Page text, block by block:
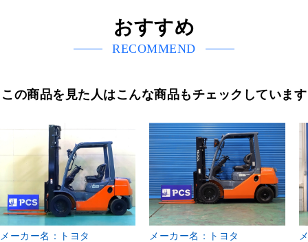
おすすめ
RECOMMEND
この商品を見た人はこんな商品もチェックしています
メーカー名：トヨタ
メーカー名：トヨタ